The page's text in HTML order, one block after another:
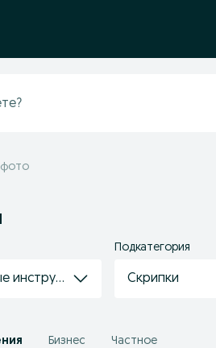
фото
инструменты
Подкатегория
Скрипки
Бизнес Частное